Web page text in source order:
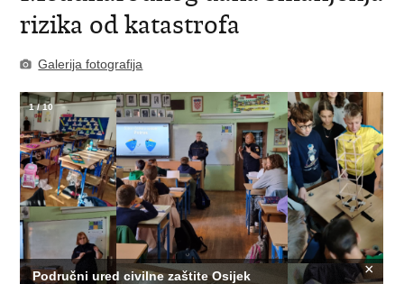
rizika od katastrofa
Galerija fotografija
Područni ured civilne zaštite Osijek
×
1/10